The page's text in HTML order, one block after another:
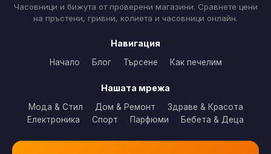
Часовници и бижута от проверени магазини. Сравнете цени
на пръстени, гривни, колиета и часовници онлайн.
Навигация
Начало Блог Търсене Как печелим
Нашата мрежа
Мода & Стил Дом & Ремонт
Здраве & Красота
Електроника
Спорт Парфюми Бебета & Деца